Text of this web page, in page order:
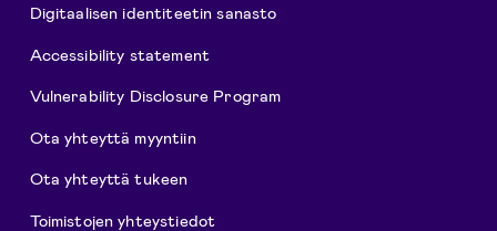
Digitaalisen identiteetin sanasto
Accessibility statement
Vulnerability Disclosure Program
Ota yhteyttä myyntiin
Ota yhteyttä tukeen
Toimistojen yhteystiedot